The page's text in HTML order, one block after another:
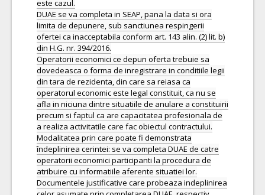
este cazul.
DUAE se va completa in SEAP, pana la data si ora
limita de depunere, sub sanctiunea respingerii
ofertei ca inacceptabila conform art. 143 alin. (2) lit. b)
din H.G. nr. 394/2016.
Operatorii economici ce depun oferta trebuie sa
dovedeasca o forma de inregistrare in conditiile legii
din tara de rezidenta, din care sa reiasa ca
operatorul economic este legal constituit, ca nu se
afla in niciuna dintre situatiile de anulare a constituirii
precum si faptul ca are capacitatea profesionala de
a realiza activitatile care fac obiectul contractului.
Modalitatea prin care poate fi demonstrata
îndeplinirea cerintei: se va completa DUAE de catre
operatorii economici participanti la procedura de
atribuire cu informatiile aferente situatiei lor.
Documentele justificative care probeaza indeplinirea